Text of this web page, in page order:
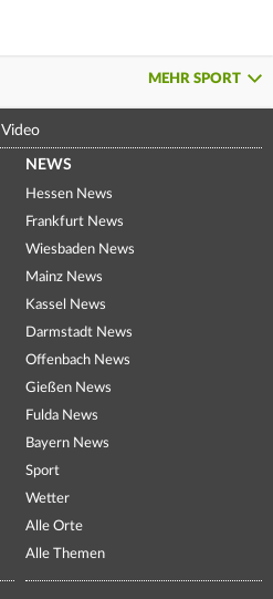
MEHR SPORT
Video
NEWS
Hessen News
Frankfurt News
Wiesbaden News
Mainz News
Kassel News
Darmstadt News
Offenbach News
Gießen News
Fulda News
Bayern News
Sport
Wetter
Alle Orte
Alle Themen